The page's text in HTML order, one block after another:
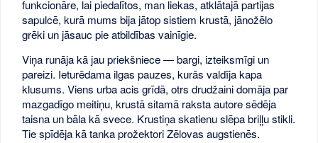
funkcionāre, lai piedalītos, man liekas, atklātajā partijas
sapulcē, kurā mums bija jātop sistiem krustā, jānožēlo
grēki un jāsauc pie atbildības vainīgie.
Viņa runāja kā jau priekšniece — bargi, izteiksmīgi un
pareizi. Ieturēdama ilgas pauzes, kurās valdīja kapa
klusums. Viens urba acis grīdā, otrs drudžaini domāja par
mazgadīgo meitiņu, krustā sitamā raksta autore sēdēja
taisna un bāla kā svece. Krustiņa skatienu slēpa briļļu stikli.
Tie spīdēja kā tanka prožektori Zēlovas augstienēs.